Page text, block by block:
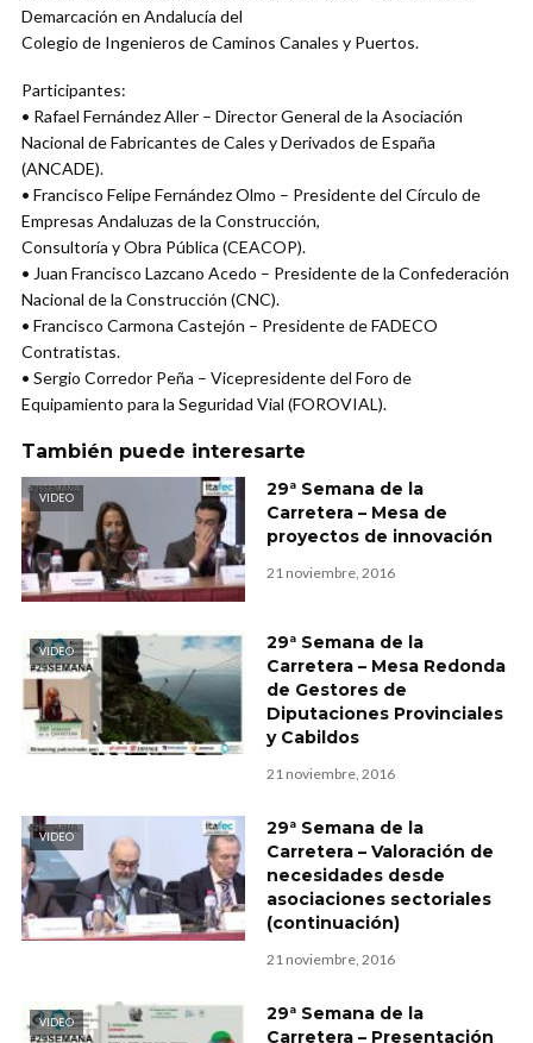
Demarcación en Andalucía del
Colegio de Ingenieros de Caminos Canales y Puertos.
Participantes:
• Rafael Fernández Aller – Director General de la Asociación
Nacional de Fabricantes de Cales y Derivados de España
(ANCADE).
• Francisco Felipe Fernández Olmo – Presidente del Círculo de
Empresas Andaluzas de la Construcción,
Consultoría y Obra Pública (CEACOP).
• Juan Francisco Lazcano Acedo – Presidente de la Confederación
Nacional de la Construcción (CNC).
• Francisco Carmona Castejón – Presidente de FADECO
Contratistas.
• Sergio Corredor Peña – Vicepresidente del Foro de
Equipamiento para la Seguridad Vial (FOROVIAL).
También puede interesarte
VIDEO
29ª Semana de la
Carretera – Mesa de
proyectos de innovación
21 noviembre, 2016
VIDEO
29ª Semana de la
Carretera – Mesa Redonda
de Gestores de
Diputaciones Provinciales
y Cabildos
21 noviembre, 2016
VIDEO
29ª Semana de la
Carretera – Valoración de
necesidades desde
asociaciones sectoriales
(continuación)
21 noviembre, 2016
VIDEO
29ª Semana de la
Carretera – Presentación